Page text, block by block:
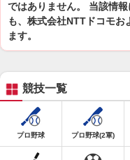
ではありません。 当該情
も、株式会社NTTドコモ
ます。
競技一覧
プロ野球 プロ野球(2軍)